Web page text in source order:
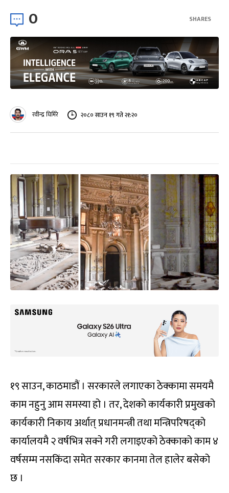
0 SHARES
रवीन्द्र घिमिरे २०८० साउन १९ गते २१:२०
१९ साउन, काठमाडौं । सरकारले लगाएका ठेक्कामा समयमै
काम नहुनु आम समस्या हो । तर, देशको कार्यकारी प्रमुखको
कार्यकारी निकाय अर्थात् प्रधानमन्त्री तथा मन्त्रिपरिषद्को
कार्यालयमै २ वर्षभित्र सक्ने गरी लगाइएको ठेक्काको काम ४
वर्षसम्म नसकिंदा समेत सरकार कानमा तेल हालेर बसेको
छ ।